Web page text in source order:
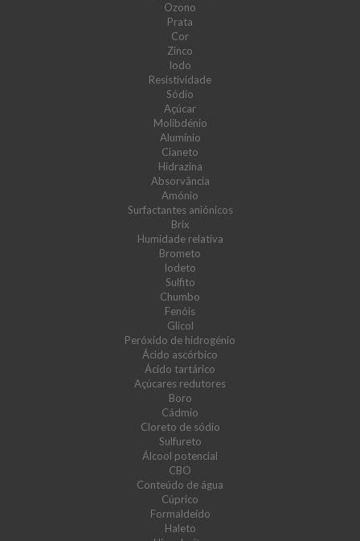
Ozono
Prata
Cor
Zinco
Iodo
Resistividade
Sódio
Açúcar
Molibdénio
Alumínio
Cianeto
Hidrazina
Absorvância
Amónio
Surfactantes aniónicos
Brix
Humidade relativa
Brometo
Iodeto
Sulfito
Chumbo
Fenóis
Glicol
Peróxido de hidrogénio
Ácido ascórbico
Ácido tartárico
Açúcares redutores
Boro
Cádmio
Cloreto de sódio
Sulfureto
Álcool potencial
CBO
Conteúdo de água
Cúprico
Formaldeído
Haleto